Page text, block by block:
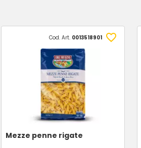
Cod. Art. 0013518901
Mezze penne rigate